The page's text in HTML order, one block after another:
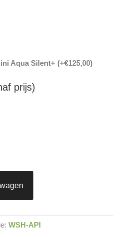
Aqua Silent+ (+€125,00)
prijs)
WSH-API